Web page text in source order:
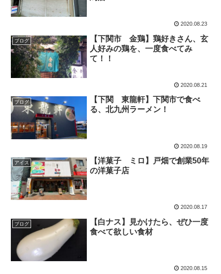
2020.08.23
ブログ
【下関市 金鶏】鶏好きさん、玄
人好みの鶏を、一度食べてみ
て！！
2020.08.21
ブログ
【下関 東龍軒】下関市で食べ
る、北九州ラーメン！
2020.08.19
アイス
【洋菓子 ミロ】戸畑で創業50年
の洋菓子店
2020.08.17
ブログ
【白ナス】見かけたら、ぜひ一度
食べて欲しい食材
2020.08.15